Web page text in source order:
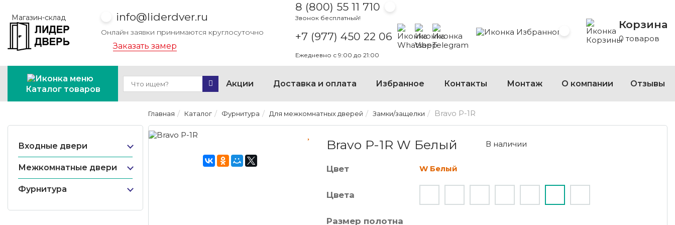
Магазин-склад info@liderdver.ru
Онлайн заявки принимаются круглосуточно
Заказать замер
8 (800) 55 11 710
Звонок бесплатный!
+7 (977) 450 22 06
Написать на Whatsapp
Написать на Viber
Написать на Telegram
Ежедневно с 9:00 до 21:00
Избранное Корзина
0 товаров
Каталог товаров
Акции Доставка и оплата Избранное Контакты Монтаж О компании Отзывы
Входные двери
Межкомнатные двери
Фурнитура
Главная Каталог Фурнитура Для межкомнатных дверей Замки/защелки Bravo P-1R
Bravo P-1R W Белый В наличии
Цвет W Белый
Цвета
Размер полотна
×